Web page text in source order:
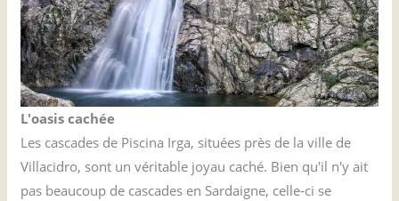
L'oasis cachée
Les cascades de Piscina Irga, situées près de la ville de
Villacidro, sont un véritable joyau caché. Bien qu'il n'y ait
pas beaucoup de cascades en Sardaigne, celle-ci se